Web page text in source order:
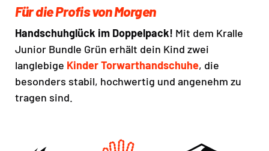
Für die Profis von Morgen
Handschuhglück im Doppelpack! Mit dem Kralle
Junior Bundle Grün erhält dein Kind zwei
langlebige Kinder Torwarthandschuhe, die
besonders stabil, hochwertig und angenehm zu
tragen sind.